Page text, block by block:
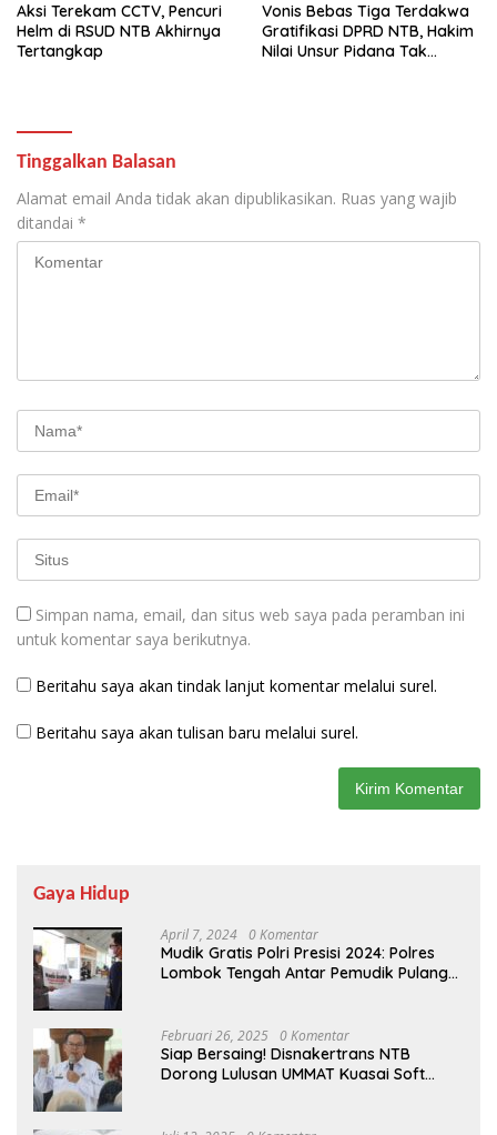
Aksi Terekam CCTV, Pencuri
Helm di RSUD NTB Akhirnya
Tertangkap
Vonis Bebas Tiga Terdakwa
Gratifikasi DPRD NTB, Hakim
Nilai Unsur Pidana Tak
Tinggalkan Balasan
Alamat email Anda tidak akan dipublikasikan. Ruas yang wajib
ditandai *
Simpan nama, email, dan situs web saya pada peramban ini
untuk komentar saya berikutnya.
Beritahu saya akan tindak lanjut komentar melalui surel.
Beritahu saya akan tulisan baru melalui surel.
Gaya Hidup
April 7, 2024 0 Komentar
Mudik Gratis Polri Presisi 2024: Polres
Lombok Tengah Antar Pemudik Pulang
Februari 26, 2025 0 Komentar
Siap Bersaing! Disnakertrans NTB
Dorong Lulusan UMMAT Kuasai Soft